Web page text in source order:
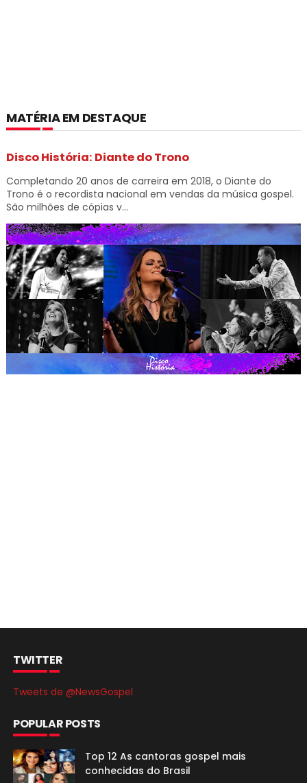
MATÉRIA EM DESTAQUE
Disco História: Diante do Trono
Completando 20 anos de carreira em 2018, o Diante do
Trono é o recordista nacional em vendas da música gospel.
São milhões de cópias v...
TWITTER
Tweets de @NewsGospel
POPULAR POSTS
Top 12 As cantoras gospel mais
conhecidas do Brasil